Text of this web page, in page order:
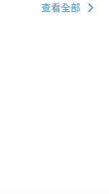
查看全部